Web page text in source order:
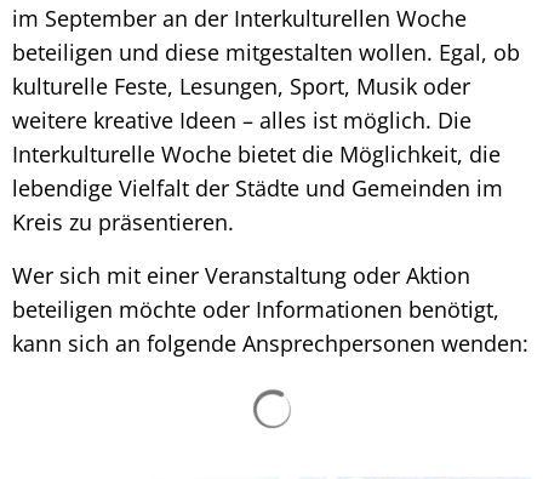
im September an der Interkulturellen Woche
beteiligen und diese mitgestalten wollen. Egal, ob
kulturelle Feste, Lesungen, Sport, Musik oder
weitere kreative Ideen – alles ist möglich. Die
Interkulturelle Woche bietet die Möglichkeit, die
lebendige Vielfalt der Städte und Gemeinden im
Kreis zu präsentieren.
Wer sich mit einer Veranstaltung oder Aktion
beteiligen möchte oder Informationen benötigt,
kann sich an folgende Ansprechpersonen wenden: